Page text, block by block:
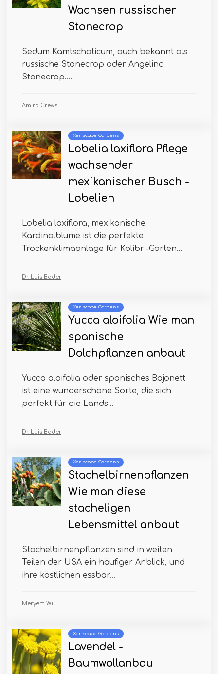
Wachsen russischer
Stonecrop
Sedum Kamtschaticum, auch bekannt als
russische Stonecrop oder Angelina
Stonecrop....
Amira Crews
Xeriscape Gardens
Lobelia laxiflora Pflege
wachsender
mexikanischer Busch -
Lobelien
Lobelia laxiflora, mexikanische
Kardinalblume ist die perfekte
Trockenklimaanlage für Kolibri-Gärten...
Dr. Luis Bader
Xeriscape Gardens
Yucca aloifolia Wie man
spanische
Dolchpflanzen anbaut
Yucca aloifolia oder spanisches Bajonett
ist eine wunderschöne Sorte, die sich
perfekt für die Lands...
Dr. Luis Bader
Xeriscape Gardens
Stachelbirnenpflanzen
Wie man diese
stacheligen
Lebensmittel anbaut
Stachelbirnenpflanzen sind in weiten
Teilen der USA ein häufiger Anblick, und
ihre köstlichen essbar...
Meryem Will
Xeriscape Gardens
Lavendel -
Baumwollanbau